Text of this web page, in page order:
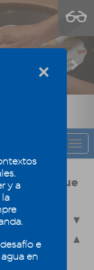
que
×
y a
la
e
en